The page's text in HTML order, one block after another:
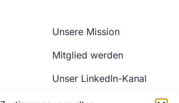
Unsere Mission
Mitglied werden
Unser LinkedIn-Kanal